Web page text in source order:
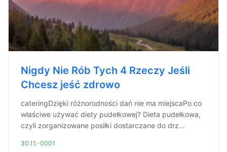
Nigdy Nie Rób Tych 4 Rzeczy Jeśli
Chcesz jeść zdrowo
cateringDzięki różnorodności dań nie ma miejscaPo co
właściwe używać diety pudełkowej? Dieta pudełkowa,
czyli zorganizowane posiłki dostarczane do drz...
30.11.-0001